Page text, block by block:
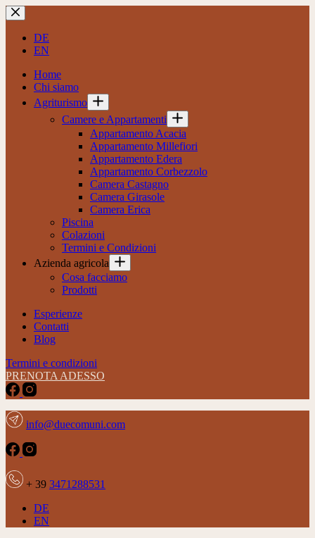
Salta
al
contenuto
DE
EN
Home
Chi siamo
Agriturismo
Camere e Appartamenti
Appartamento Acacia
Appartamento Millefiori
Appartamento Edera
Appartamento Corbezzolo
Camera Castagno
Camera Girasole
Camera Erica
Piscina
Colazioni
Termini e Condizioni
Azienda agricola
Cosa facciamo
Prodotti
Esperienze
Contatti
Blog
Termini e condizioni
PRENOTA ADESSO
info@duecomuni.com
+ 39 3471288531
DE
EN